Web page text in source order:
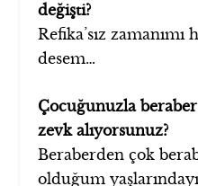
değişti?
Refika’sız
desem…
Çocuğunuzla
zevk alıyorsunuz?
Beraberden çok
olduğum